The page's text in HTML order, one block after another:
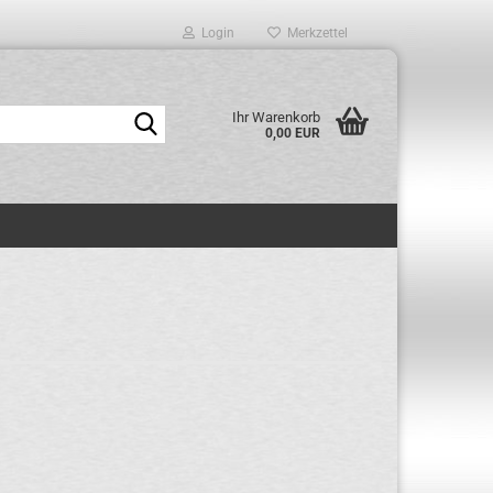
Login Merkzettel
Ihr Warenkorb
0,00 EUR